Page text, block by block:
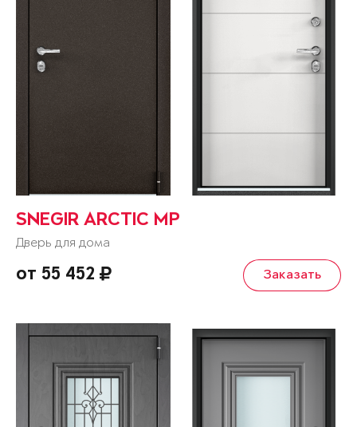
SNEGIR ARCTIC MP
Дверь для дома
от 55 452 Заказать